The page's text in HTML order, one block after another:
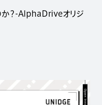
か？-AlphaDriveオリジ